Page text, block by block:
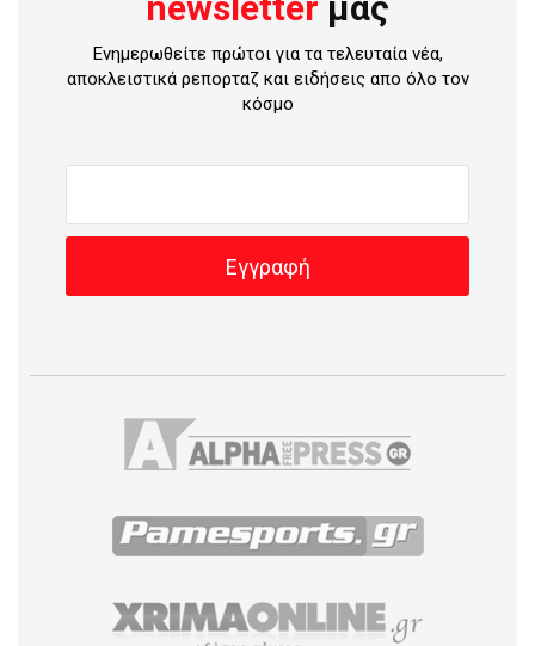
Ενημερωθείτε πρώτοι για τα τελευταία νέα,
αποκλειστικά ρεπορταζ και ειδήσεις απο όλο τον
κόσμο